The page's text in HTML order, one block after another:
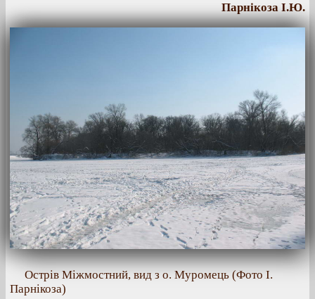
Парнікоза І.Ю.
Острів Міжмостний, вид з о. Муромець (Фото І.
Парнікоза)